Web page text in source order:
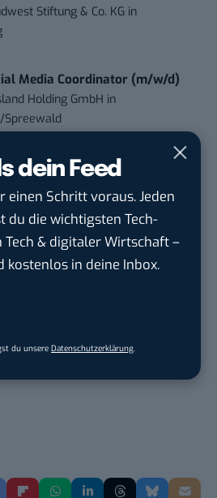
dein Feed
einen Schritt voraus. Jeden
du die wichtigsten Tech-
Tech & digitaler Wirtschaft –
kostenlos in deine Inbox.
du unsere Datenschutzerklärung
Stiftung & Co. KG in
Media Coordinator (m/w/d)
Holding GmbH in
Spreewald
Consultant & Account Lead
Main